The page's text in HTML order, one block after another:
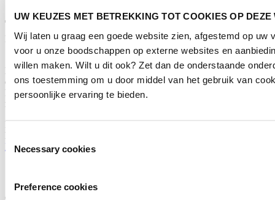
UW KEUZES MET BETREKKING TOT COOKIES OP DEZE
Wij laten u graag een goede website zien, afgestemd op uw
voor u onze boodschappen op externe websites en
willen maken. Wilt u dit ook? Zet dan de onderstaande
ons toestemming om u door middel van het gebruik van
persoonlijke ervaring te bieden.
Toestemmingsselectie
Necessary cookies
Preference cookies
Frothee een natuurlijke cocktail schuimer uit Amerika die al sinds
1930 wordt gebruikt het originele produkt is verkrijgbaar bij ABS
Bij shaked cocktails zoals bijvoorbeeld de Passie fruit martini of
espresso martini is schuim belangrijk voeg een paar druppels
Frothee toe en zie daar het schuimend resultaat .Frothee is een
natuurlijke eiwit vervanger en heeft geen toegevoegde additieven .
Meer informatie:
Klik hier